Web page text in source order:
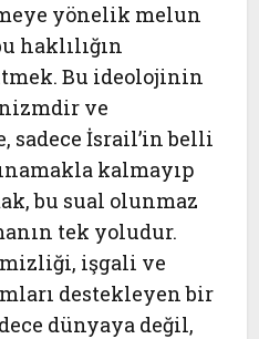
yönelik melun
haklılığın
Bu ideolojinin
ve
sadece İsrail’in belli
kalmayıp
bu sual olunmaz
tek yoludur.
işgali ve
destekleyen bir
dünyaya değil,